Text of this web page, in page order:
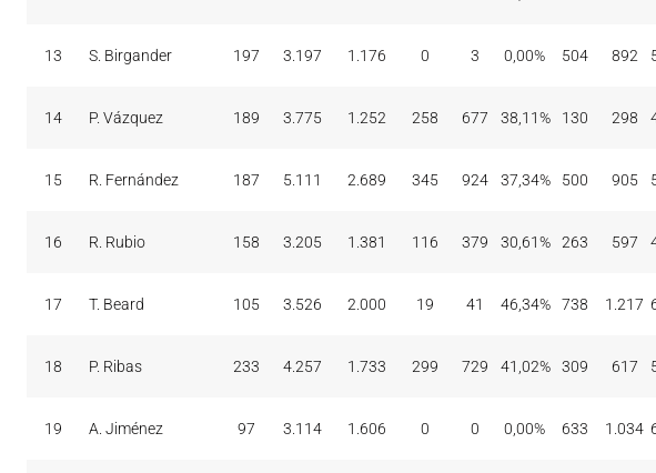
13 S. Birgander 197 3.197 1.176 0 3 0,00% 504 892
14 P. Vázquez 189 3.775 1.252 258 677 38,11% 130 298
15 R. Fernández 187 5.111 2.689 345 924 37,34% 500 905
16 R. Rubio 158 3.205 1.381 116 379 30,61% 263 597
17 T. Beard 105 3.526 2.000 19 41 46,34% 738 1.217
18 P. Ribas 233 4.257 1.733 299 729 41,02% 309 617
19 A. Jiménez 97 3.114 1.606 0 0 0,00% 633 1.034